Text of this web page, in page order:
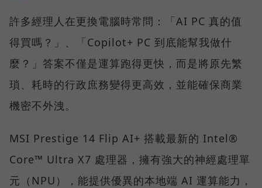
許多經理人在更換電腦時常問：「AI PC 真的值
得買嗎？」、「Copilot+ PC 到底能幫我做什
麼？」答案不僅是運算跑得更快，而是將原先繁
瑣、耗時的行政庶務變得更高效，並能確保商業
機密不外洩。
MSI Prestige 14 Flip AI+ 搭載最新的 Intel®
Core™ Ultra X7 處理器，擁有強大的神經處理單
元（NPU），能提供優異的本地端 AI 運算能力，